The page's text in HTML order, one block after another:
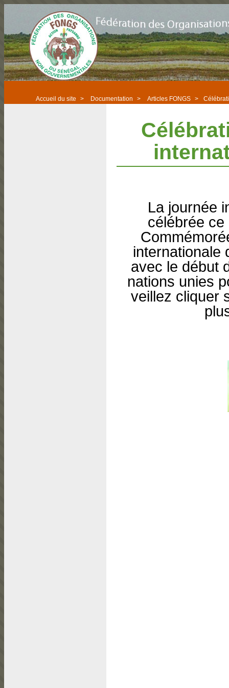
Accueil du site > Documentation > Articles FONGS >
La journée
célébrée ce
internationale
avec le début
nations unies
veillez cliquer